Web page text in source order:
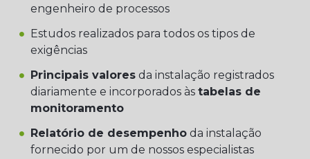
engenheiro de processos
Estudos realizados para todos os tipos de
exigências
Principais valores da instalação registrados
diariamente e incorporados às tabelas de
monitoramento
Relatório de desempenho da instalação
fornecido por um de nossos especialistas